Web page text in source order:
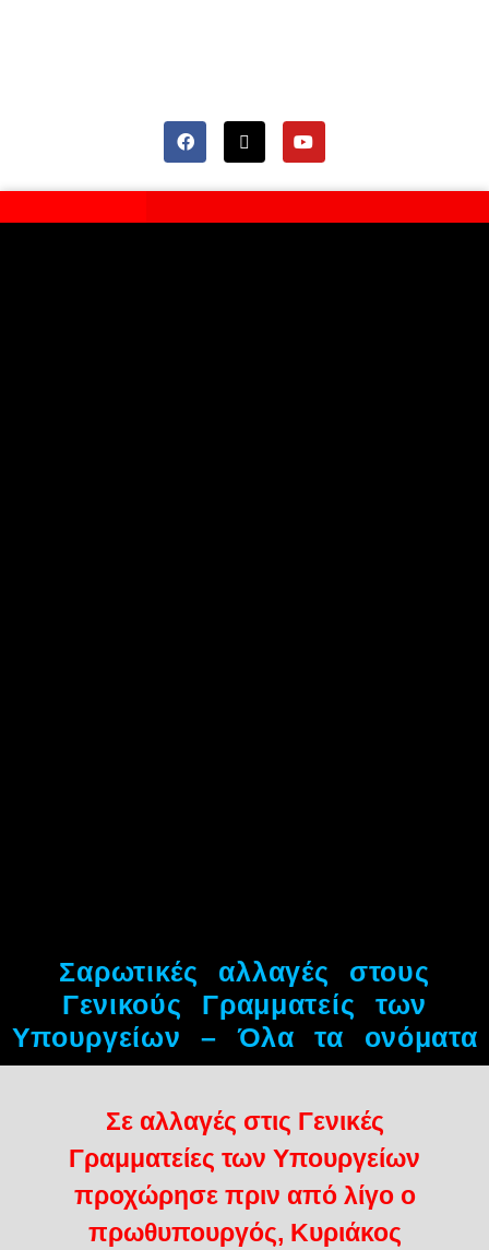
Σαρωτικές αλλαγές στους
Γενικούς Γραμματείς των
Υπουργείων – Όλα τα ονόματα
Σε αλλαγές στις Γενικές
Γραμματείες των Υπουργείων
προχώρησε πριν από λίγο ο
πρωθυπουργός, Κυριάκος